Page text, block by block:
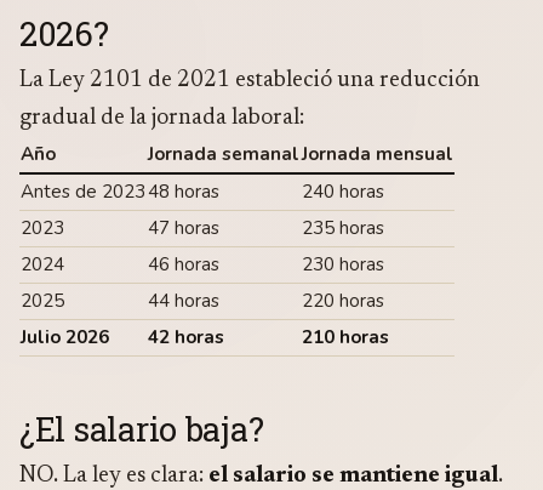
2026?
La Ley 2101 de 2021 estableció una reducción
gradual de la jornada laboral:
Año Jornada semanalJornada mensual
Antes de 202348 horas
240 horas
2023
47 horas
235 horas
2024
46 horas
230 horas
2025
44 horas
220 horas
Julio 2026
42 horas 210 horas
¿El salario baja?
NO. La ley es clara: el salario se mantiene igual.